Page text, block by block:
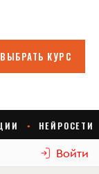
Войти